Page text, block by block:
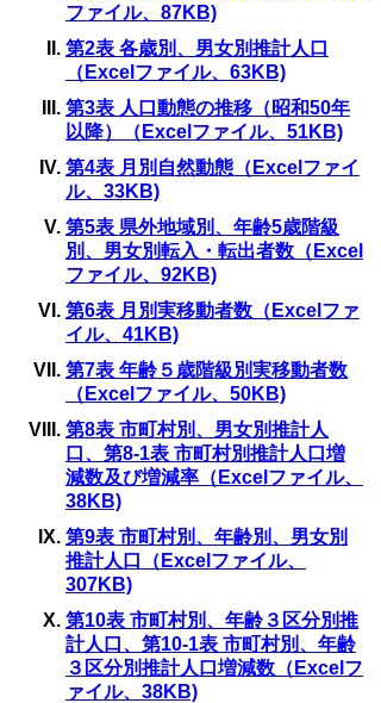
ファイル、87KB)
第2表 各歳別、男女別推計人口
（Excelファイル、63KB)
第3表 人口動態の推移（昭和50年
以降）（Excelファイル、51KB)
第4表 月別自然動態（Excelファイ
ル、33KB)
第5表 県外地域別、年齢5歳階級
別、男女別転入・転出者数（Excel
ファイル、92KB)
第6表 月別実移動者数（Excelファ
イル、41KB)
第7表 年齢５歳階級別実移動者数
（Excelファイル、50KB)
第8表 市町村別、男女別推計人
口、第8-1表 市町村別推計人口増
減数及び増減率（Excelファイル、
38KB)
第9表 市町村別、年齢別、男女別
推計人口（Excelファイル、
307KB)
第10表 市町村別、年齢３区分別推
計人口、第10-1表 市町村別、年齢
３区分別推計人口増減数（Excelフ
ァイル、38KB)